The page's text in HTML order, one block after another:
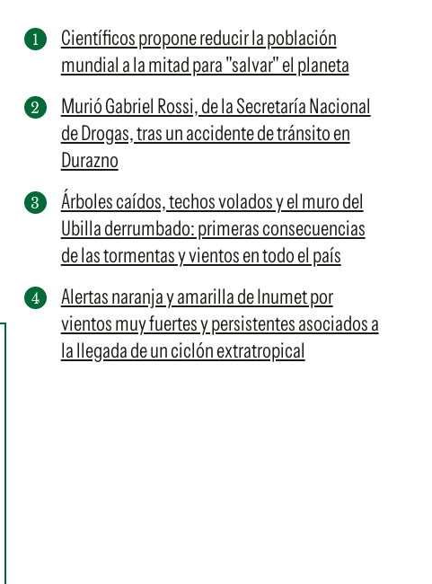
Científicos propone reducir la población
mundial a la mitad para "salvar" el planeta
Murió Gabriel Rossi, de la Secretaría Nacional
de Drogas, tras un accidente de tránsito en
Durazno
Árboles caídos, techos volados y el muro del
Ubilla derrumbado: primeras consecuencias
de las tormentas y vientos en todo el país
Alertas naranja y amarilla de Inumet por
vientos muy fuertes y persistentes asociados a
la llegada de un ciclón extratropical